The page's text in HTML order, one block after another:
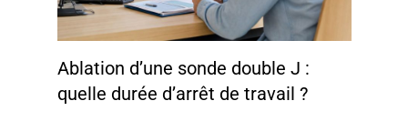
Ablation d’une sonde double J :
quelle durée d’arrêt de travail ?